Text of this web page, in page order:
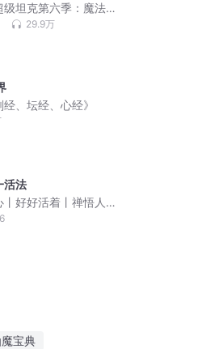
级坦克第六季：魔法
29.9万
、坛经、心经》
活法
丨好好活着丨禅悟人
宝典